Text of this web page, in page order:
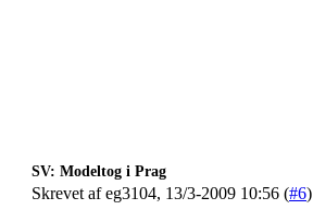
SV: Modeltog i Prag
Skrevet af eg3104, 13/3-2009 10:56 (#6)